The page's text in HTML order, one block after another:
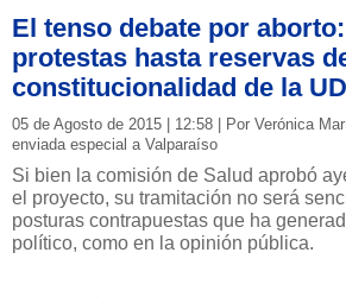
El tenso debate por
protestas hasta reservas
constitucionalidad de la
05 de Agosto de 2015 | 12:58 | Por Verónica
enviada especial a Valparaíso
Si bien la comisión de Salud aprobó
el proyecto, su tramitación no será
posturas contrapuestas que ha
político, como en la opinión pública.